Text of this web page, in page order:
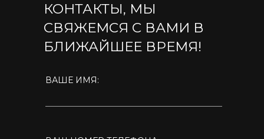
КОНТАКТЫ, МЫ
СВЯЖЕМСЯ С ВАМИ В
БЛИЖАЙШЕЕ ВРЕМЯ!
ВАШЕ ИМЯ: